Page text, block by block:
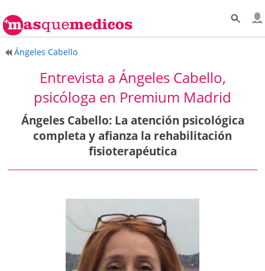
Ángeles Cabello
Entrevista a Ángeles Cabello,
psicóloga en Premium Madrid
Ángeles Cabello: La atención psicológica
completa y afianza la rehabilitación
fisioterapéutica